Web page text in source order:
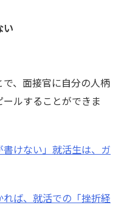
い
で、面接官に自分の人柄
ルすることができま
書けない」就活生は、ガ
れば、就活での「挫折経